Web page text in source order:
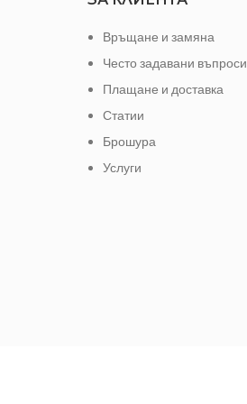
Връщане и замяна
Често задавани въпроси
Плащане и доставка
Статии
Брошура
Услуги